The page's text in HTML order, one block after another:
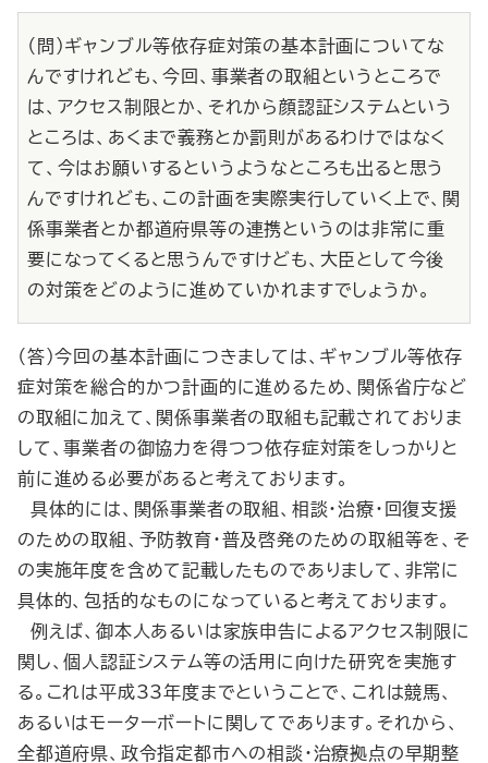
（問）ギャンブル等依存症対策の基本計画についてな
んですけれども、今回、事業者の取組というところで
は、アクセス制限とか、それから顔認証システムという
ところは、あくまで義務とか罰則があるわけではなく
て、今はお願いするというようなところも出ると思う
んですけれども、この計画を実際実行していく上で、関
係事業者とか都道府県等の連携というのは非常に重
要になってくると思うんですけども、大臣として今後
の対策をどのように進めていかれますでしょうか。
（答）今回の基本計画につきましては、ギャンブル等依存
症対策を総合的かつ計画的に進めるため、関係省庁など
の取組に加えて、関係事業者の取組も記載されておりま
して、事業者の御協力を得つつ依存症対策をしっかりと
前に進める必要があると考えております。
具体的には、関係事業者の取組、相談・治療・回復支援
のための取組、予防教育・普及啓発のための取組等を、そ
の実施年度を含めて記載したものでありまして、非常に
具体的、包括的なものになっていると考えております。
例えば、御本人あるいは家族申告によるアクセス制限に
関し、個人認証システム等の活用に向けた研究を実施す
る。これは平成33年度までということで、これは競馬、
あるいはモーターボートに関してであります。それから、
全都道府県、政令指定都市への相談・治療拠点の早期整